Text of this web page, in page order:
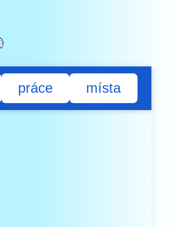
práce místa